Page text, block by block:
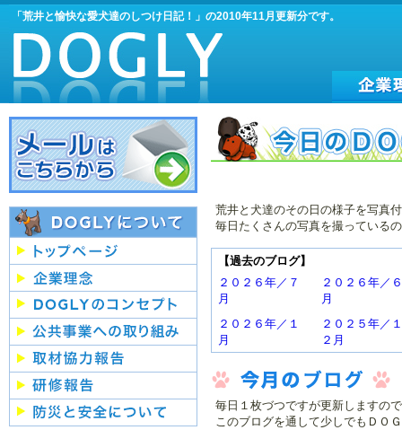
「荒井と愉快な愛犬達のしつけ日記！」の2010年11月更新分です。
荒井と犬達のその日の様子を写真
毎日たくさんの写真を撮っている
【過去のブログ】
２０２６年／７
月
２０２６年／６
月
２０２６年／１
月
２０２５年／１
２月
月
月
２０２５年／１
月
２０２４年／１
２月
毎日１枚づつですが更新しますの
このブログを通して少しでもＤＯ